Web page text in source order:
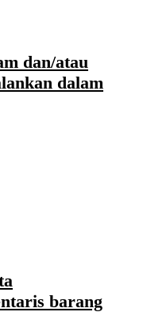
dan/atau
dalam
barang